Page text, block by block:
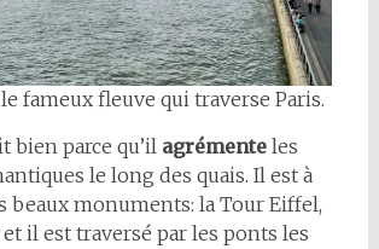
fameux fleuve qui traverse Paris.
bien parce qu’il agrémenteles
le long des quais. Il est à
beaux monuments: la Tour Eiffel,
il est traversé par les ponts les